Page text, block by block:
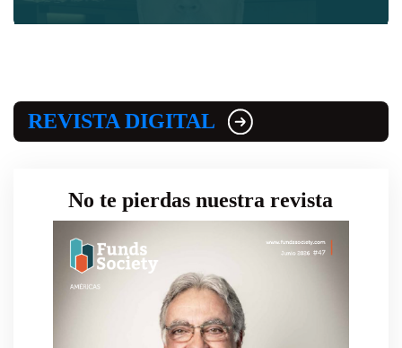
REVISTA DIGITAL
No te pierdas nuestra revista